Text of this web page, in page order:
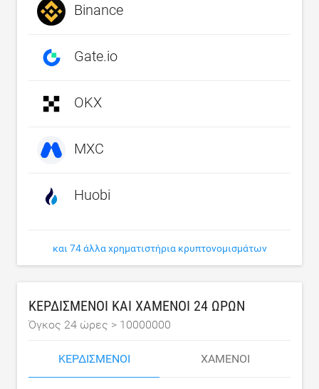
Binance
Gate.io
OKX
MXC
Huobi
και 74 άλλα χρηματιστήρια κρυπτονομισμάτων
ΚΕΡΔΙΣΜΈΝΟΙ ΚΑΙ ΧΑΜΈΝΟΙ 24 ΩΡΏΝ
Όγκος 24 ώρες > 10000000
ΚΕΡΔΙΣΜΈΝΟΙ ΧΑΜΈΝΟΙ